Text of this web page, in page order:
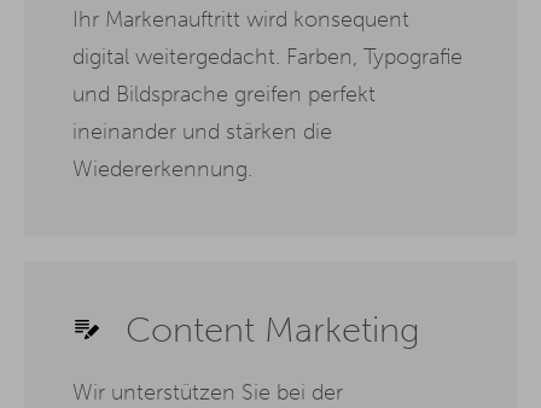
Ihr Markenauftritt wird konsequent
digital weitergedacht. Farben, Typografie
und Bildsprache greifen perfekt
ineinander und stärken die
Wiedererkennung.
Content Marketing
Wir unterstützen Sie bei der